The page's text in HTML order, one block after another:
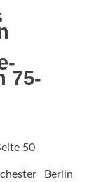
75-
50
Berlin